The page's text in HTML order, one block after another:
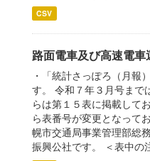
CSV
路面電車及び高速電車
・「統計さっぽろ（月報
す。 令和７年３月号まで
らは第１５表に掲載して
ら表番号が変更となって
幌市交通局事業管理部総
振興公社です。 ＜表中の